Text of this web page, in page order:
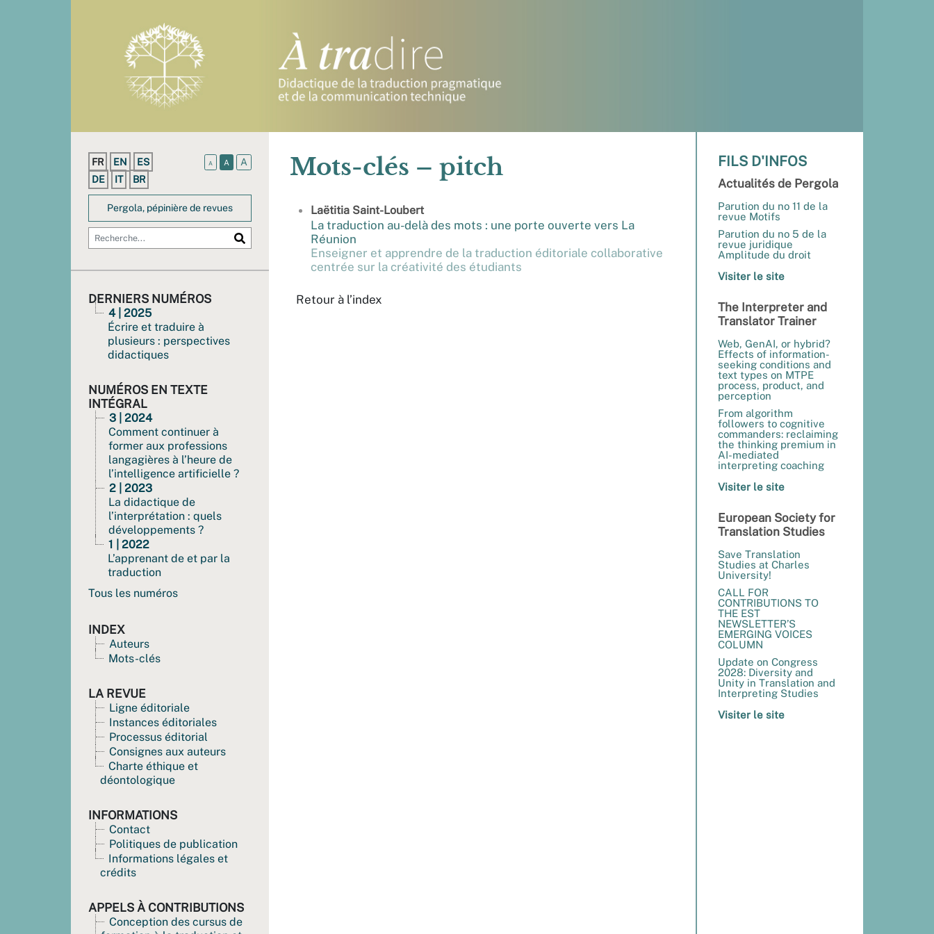
FR EN
ES
DE
IT BR
A A A
Pergola, pépinière de revues
DERNIERS NUMÉROS
4 | 2025
Écrire et traduire à
plusieurs : perspectives
didactiques
NUMÉROS EN TEXTE
INTÉGRAL
3 | 2024
Comment continuer à
former aux professions
langagières à l’heure de
l’intelligence artificielle ?
2 | 2023
La didactique de
l’interprétation : quels
développements ?
1 | 2022
L’apprenant de et par la
traduction
Tous les numéros
INDEX
Auteurs
Mots-clés
LA REVUE
Ligne éditoriale
Instances éditoriales
Processus éditorial
Consignes aux auteurs
Charte éthique et
déontologique
INFORMATIONS
Contact
Politiques de publication
Informations légales et
crédits
APPELS À CONTRIBUTIONS
Conception des cursus de
Mots-clés – pitch
Laëtitia Saint-Loubert
La traduction au-delà des mots : une porte ouverte vers La
Réunion
Enseigner et apprendre de la traduction éditoriale collaborative
centrée sur la créativité des étudiants
Retour à l’index
FILS D'INFOS
Actualités de Pergola
Parution du no 11 de la
revue Motifs
Parution du no 5 de la
revue juridique
Amplitude du droit
Visiter le site
The Interpreter and
Translator Trainer
Web, GenAI, or hybrid?
Effects of information-
seeking conditions and
text types on MTPE
process, product, and
perception
From algorithm
followers to cognitive
commanders: reclaiming
the thinking premium in
AI-mediated
interpreting coaching
Visiter le site
European Society for
Translation Studies
Save Translation
Studies at Charles
University!
CALL FOR
CONTRIBUTIONS TO
THE EST
NEWSLETTER’S
EMERGING VOICES
COLUMN
Update on Congress
2028: Diversity and
Unity in Translation and
Interpreting Studies
Visiter le site